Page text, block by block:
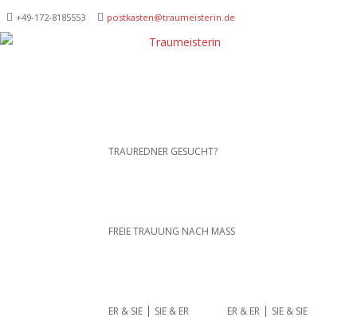
+49-172-­8185553 postkasten@traumeisterin.de
Traurednerein München,
Leidenschaft
SKIP TO CONTENT
TRAUREDNER GESUCHT?
FREIE TRAUUNG NACH MASS
ER & SIE ⎪ SIE & ER ER & ER ⎪ SIE & SIE